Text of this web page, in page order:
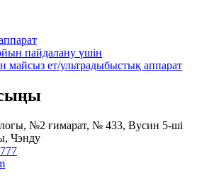
пайдалану үшін
майсыз ет/ультрадыбыстық аппарат
№2 ғимарат, № 433, Вусин 5-ші
Чэнду